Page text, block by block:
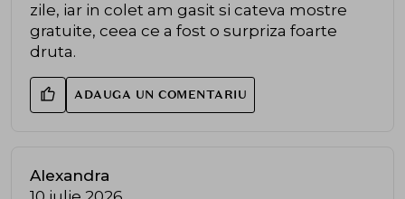
zile, iar in colet am gasit si cateva mostre
gratuite, ceea ce a fost o surpriza foarte
druta.
ADAUGA UN COMENTARIU
Alexandra